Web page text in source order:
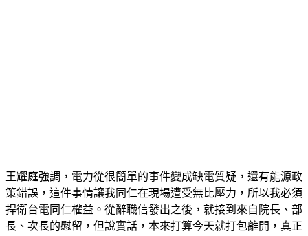
王耀庭強調，電力從很簡單的事件變成缺電質疑，還有能源政
策錯誤，這件事情讓我同仁在現場遭受無比壓力，所以我必須
捍衛台電同仁權益。從辭職信發出之後，就接到來自院長、部
長、次長的慰留，但說實話，本來打算今天就打包離開，真正